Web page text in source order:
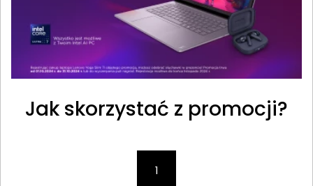
Jak skorzystać z promocji?
1